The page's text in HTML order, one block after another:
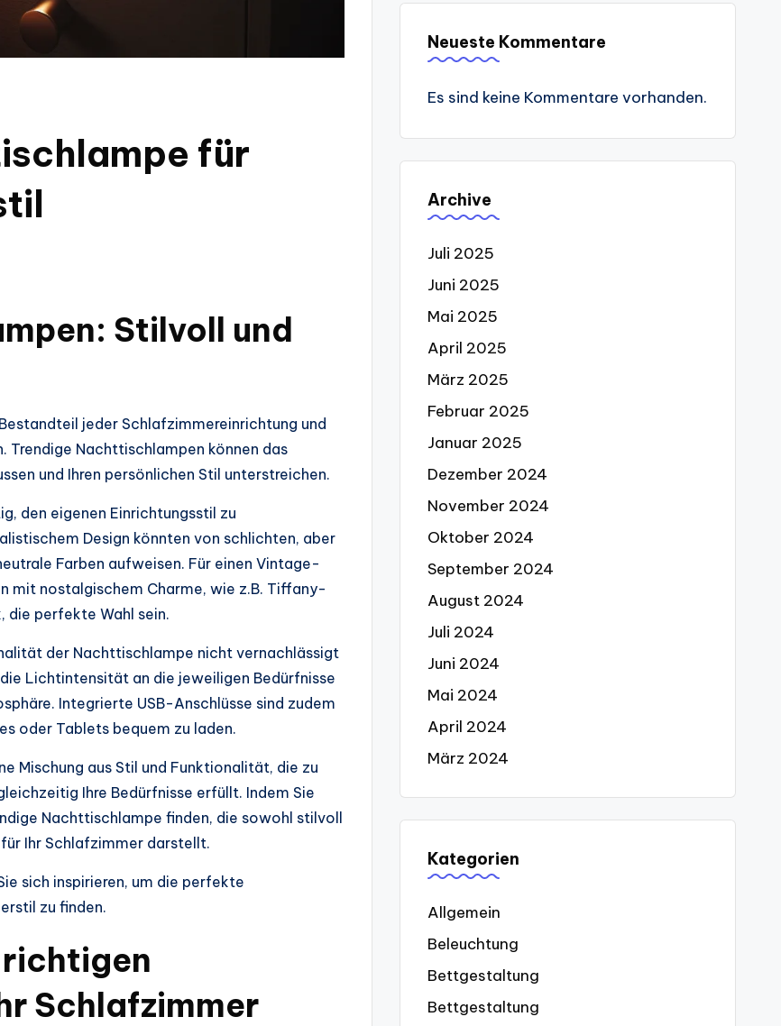
für
Stilvoll und
jeder Schlafzimmereinrichtung und
Trendige Nachttischlampen können das
und Ihren persönlichen Stil unterstreichen.
den eigenen Einrichtungsstil zu
Design könnten von schlichten, aber
Farben aufweisen. Für einen Vintage-
mit nostalgischem Charme, wie z.B. Tiffany-
perfekte Wahl sein.
der Nachttischlampe nicht vernachlässigt
Lichtintensität an die jeweiligen Bedürfnisse
Integrierte USB-Anschlüsse sind zudem
oder Tablets bequem zu laden.
Mischung aus Stil und Funktionalität, die zu
Ihre Bedürfnisse erfüllt. Indem Sie
Nachttischlampe finden, die sowohl stilvoll
Ihr Schlafzimmer darstellt.
sich inspirieren, um die perfekte
zu finden.
richtigen
Schlafzimmer
Neueste Kommentare
Es sind keine Kommentare vorhanden.
Archive
Juli 2025
Juni 2025
Mai 2025
April 2025
März 2025
Februar 2025
Januar 2025
Dezember 2024
November 2024
Oktober 2024
September 2024
August 2024
Juli 2024
Juni 2024
Mai 2024
April 2024
März 2024
Kategorien
Allgemein
Beleuchtung
Bettgestaltung
Bettgestaltung